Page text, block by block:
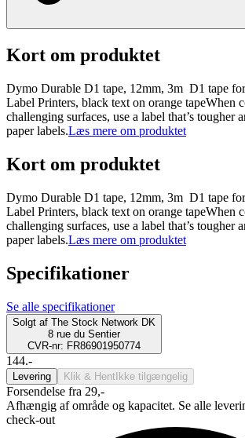
Kort om produktet
Dymo Durable D1 tape, 12mm, 3m D1 tape
Label Printers, black text on orange tapeWhen
challenging surfaces, use a label that’s tougher
paper labels.Læs mere om produktet
Kort om produktet
Dymo Durable D1 tape, 12mm, 3m D1 tape
Label Printers, black text on orange tapeWhen
challenging surfaces, use a label that’s tougher
paper labels.Læs mere om produktet
Specifikationer
Se alle specifikationer
Solgt af The Stock Network DK
8 rue du Sentier
CVR-nr: FR86901950774
144.-
Levering Klik & Hent Ikke tilgængelig
Forsendelse fra 29,-
Afhængig af område og kapacitet. Se alle
check-out